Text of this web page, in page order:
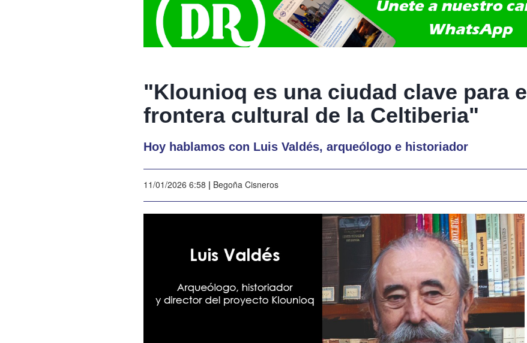
"Klounioq es una ciudad clave para
frontera cultural de la Celtiberia"
Hoy hablamos con Luis Valdés, arqueólogo e historiador
11/01/2026 6:58 | Begoña Cisneros